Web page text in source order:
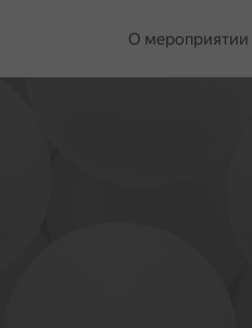
О мероприятии